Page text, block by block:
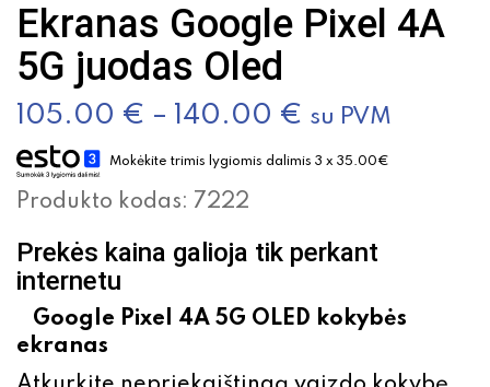
Ekranas Google Pixel 4A
5G juodas Oled
105.00 € – 140.00 € su PVM
Mokėkite trimis lygiomis dalimis 3 x 35.00€
Produkto kodas: 7222
Prekės kaina galioja tik perkant
internetu
Google Pixel 4A 5G OLED kokybės
ekranas